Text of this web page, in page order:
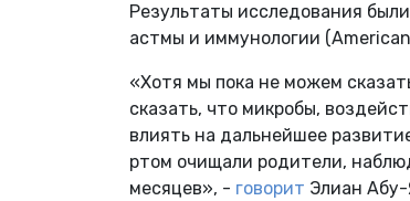
Результаты исследования были
астмы и иммунологии
«Хотя мы пока не можем
сказать, что микробы,
влиять на дальнейшее
ртом очищали родители,
месяцев», - говорит Элиан Абу-